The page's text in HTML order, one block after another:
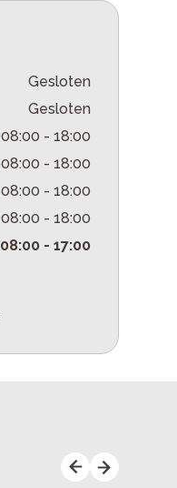
Gesloten
Gesloten
08:00 - 18:00
08:00 - 18:00
08:00 - 18:00
08:00 - 18:00
08:00 - 17:00